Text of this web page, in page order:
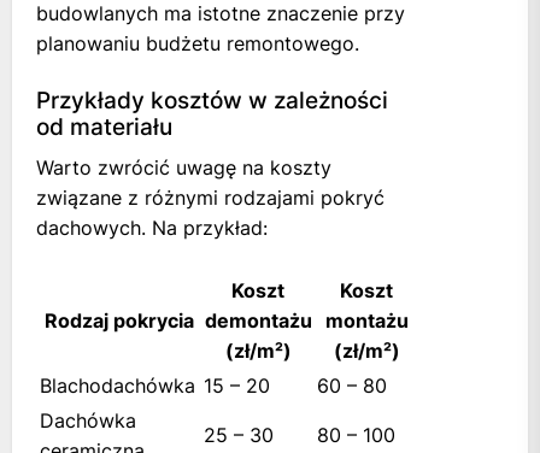
budowlanych ma istotne znaczenie przy
planowaniu budżetu remontowego.
Przykłady kosztów w zależności
od materiału
Warto zwrócić uwagę na koszty
związane z różnymi rodzajami pokryć
dachowych. Na przykład:
Rodzaj pokrycia
Koszt
demontażu
(zł/m²)
Koszt
montażu
(zł/m²)
Blachodachówka 15 – 20
60 – 80
Dachówka
25 – 30 80 – 100